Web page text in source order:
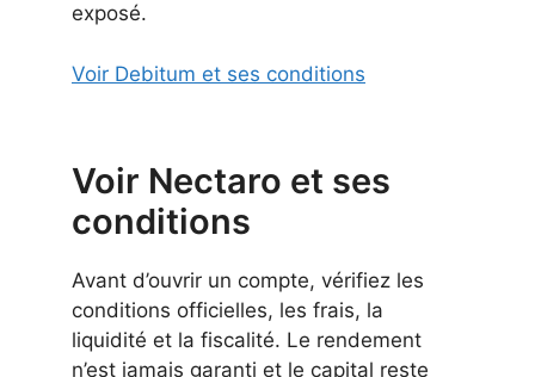
exposé.
Voir Debitum et ses conditions
Voir Nectaro et ses
conditions
Avant d’ouvrir un compte, vérifiez les
conditions officielles, les frais, la
liquidité et la fiscalité. Le rendement
n’est jamais garanti et le capital reste